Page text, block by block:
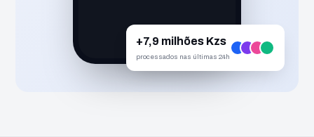
+7,9 milhões Kzs
processados nas últimas 24h